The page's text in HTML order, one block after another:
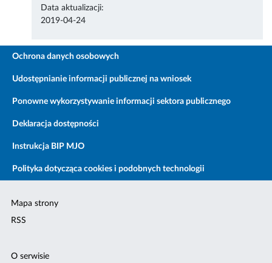
Data aktualizacji:
2019-04-24
Ochrona danych osobowych
Udostępnianie informacji publicznej na wniosek
Ponowne wykorzystywanie informacji sektora publicznego
Deklaracja dostępności
Instrukcja BIP MJO
Polityka dotycząca cookies i podobnych technologii
Mapa strony
RSS
O serwisie